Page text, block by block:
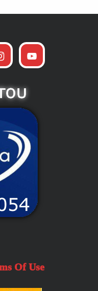
Of Use